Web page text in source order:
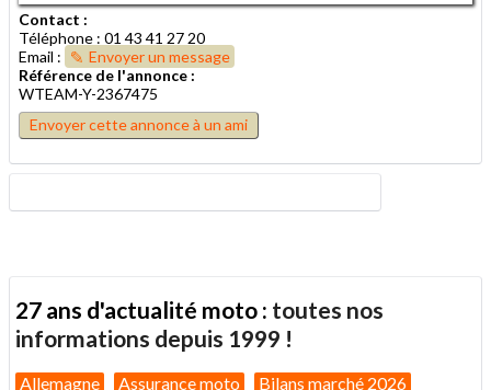
Contact :
Téléphone : 01 43 41 27 20
Email :
Envoyer un message
Référence de l'annonce :
WTEAM-Y-2367475
Envoyer cette annonce à un ami
27 ans d'actualité moto : toutes nos
informations depuis 1999 !
Allemagne Assurance moto Bilans marché 2026